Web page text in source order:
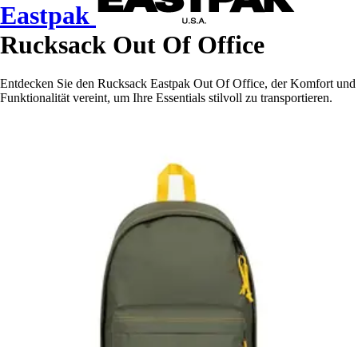
Eastpak
Rucksack Out Of Office
Entdecken Sie den Rucksack Eastpak Out Of Office, der Komfort und
Funktionalität vereint, um Ihre Essentials stilvoll zu transportieren.